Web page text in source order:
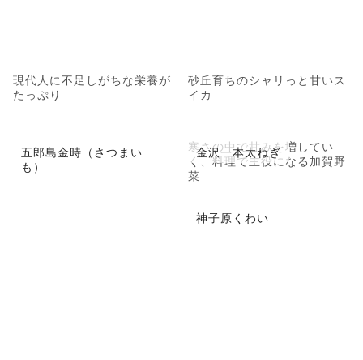
現代人に不足しがちな栄養が
たっぷり
砂丘育ちのシャリっと甘いス
イカ
五郎島金時（さつまい
も）
金沢一本太ねぎ
寒さの中で甘みを増してい
く、料理で主役になる加賀野
菜
神子原くわい